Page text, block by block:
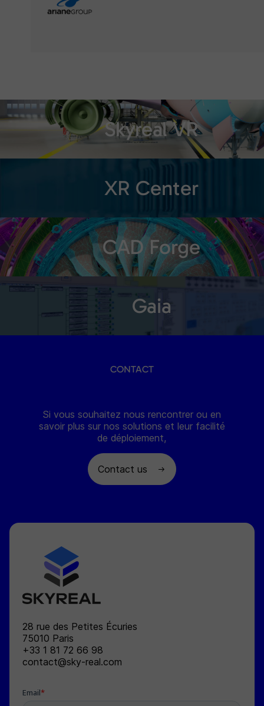
Skyreal VR
XR Center
CAD Forge
Gaia
CONTACT
Si vous souhaitez nous rencontrer ou en
savoir plus sur nos solutions et leur facilité
de déploiement,
Contact us
28 rue des Petites Écuries
75010 Paris
+33 1 81 72 66 98
contact@sky-real.com